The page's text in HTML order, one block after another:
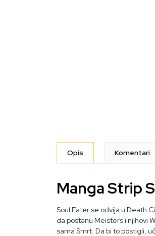
Opis Komentari
Manga Strip
Soul Eater se odvija u Death
da postanu Meisters i njihovi
sama Smrt. Da bi to postigli,